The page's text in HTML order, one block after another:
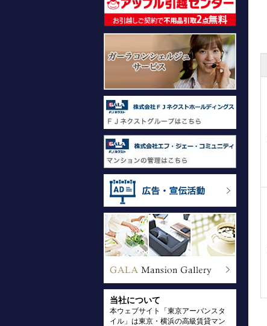
当社について
本ウェブサイト「東京アーバンスタ
イル」は東京・横浜の高級賃貸マン